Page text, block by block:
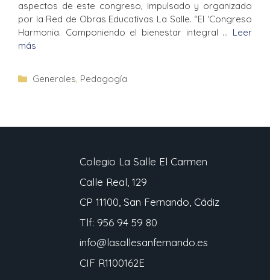
aspectos de este congreso, impulsado y organizado
por la Red de Obras Educativas La Salle. “El ‘Congreso
Harmonia. Componiendo el bienestar integral … Leer
más
Generales, Pedagogía
Colegio La Salle El Carmen
Calle Real, 129
CP 11100, San Fernando, Cádiz
Tlf: 956 94 59 80
info@lasallesanfernando.es
CIF R1100162E